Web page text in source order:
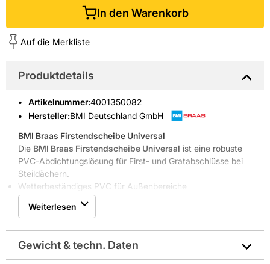
In den Warenkorb
Auf die Merkliste
Produktdetails
Artikelnummer:4001350082
Hersteller:BMI Deutschland GmbH
BMI Braas Firstendscheibe Universal
Die BMI Braas Firstendscheibe Universal ist eine robuste
PVC-Abdichtungslösung für First- und Gratabschlüsse bei
Steildächern.
Wetterbeständiges PVC für Außenbereiche
Einfache Montage ohne Spezialwerkzeug
Geeignet für First und Grat bei Steildächern
DieBMI Braas Firstendscheibe Universal
witterungsbeständige Abdichtung für den Außenbereich.
Weiterlesen
Gewicht & techn. Daten